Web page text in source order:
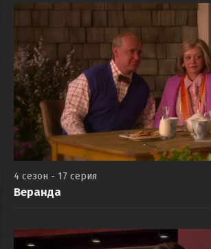
4 сезон - 17 серия
Веранда